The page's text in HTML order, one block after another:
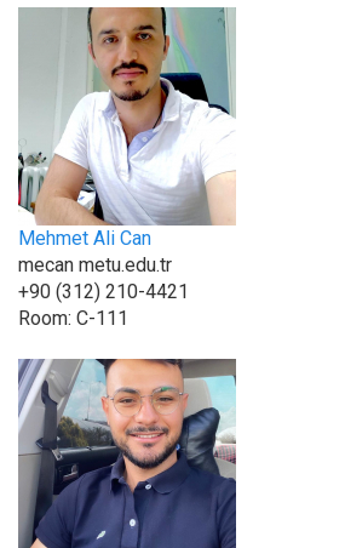
Mehmet Ali Can
mecan metu.edu.tr
+90 (312) 210-4421
Room: C-111